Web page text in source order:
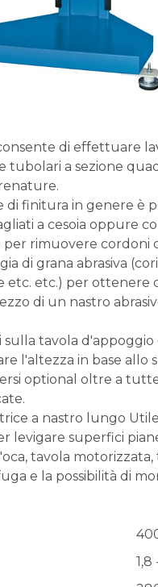
di effettuare
tubolari a sezione
di finitura in genere è
a cesoia oppure
rimuovere cordoni
di grana abrasiva
etc. etc.) per ottenere
di un nastro
tavola
l'altezza in base allo
optional oltre a
a nastro lungo
levigare superfici
tavola
e la possibilità di
1,8